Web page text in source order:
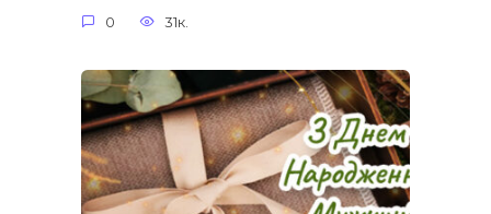
0 31к.